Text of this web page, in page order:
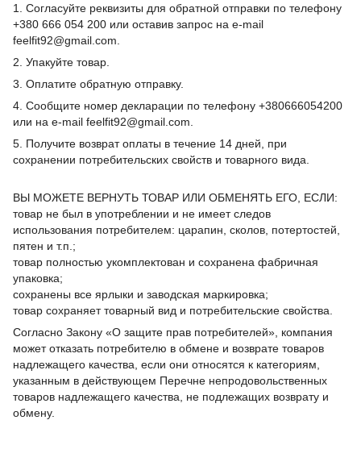
1. Согласуйте реквизиты для обратной отправки по телефону
+380 666 054 200 или оставив запрос на e-mail
feelfit92@gmail.com.
2. Упакуйте товар.
3. Оплатите обратную отправку.
4. Сообщите номер декларации по телефону +380666054200
или на e-mail feelfit92@gmail.com.
5. Получите возврат оплаты в течение 14 дней, при
сохранении потребительских свойств и товарного вида.
ВЫ МОЖЕТЕ ВЕРНУТЬ ТОВАР ИЛИ ОБМЕНЯТЬ ЕГО, ЕСЛИ:
товар не был в употреблении и не имеет следов
использования потребителем: царапин, сколов, потертостей,
пятен и т.п.;
товар полностью укомплектован и сохранена фабричная
упаковка;
сохранены все ярлыки и заводская маркировка;
товар сохраняет товарный вид и потребительские свойства.
Согласно Закону «О защите прав потребителей», компания
может отказать потребителю в обмене и возврате товаров
надлежащего качества, если они относятся к категориям,
указанным в действующем Перечне непродовольственных
товаров надлежащего качества, не подлежащих возврату и
обмену.